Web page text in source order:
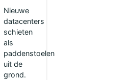
Nieuwe
datacenters
schieten
als
paddenstoelen
uit de
grond.